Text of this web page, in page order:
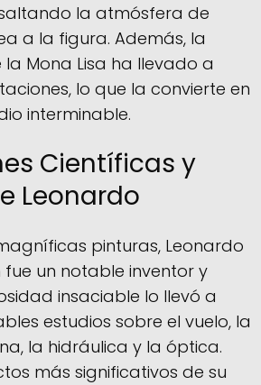
la atmósfera de
a la figura. Además, la
la Mona Lisa ha llevado a
lo que la convierte en
interminable.
Científicas y
Leonardo
pinturas, Leonardo
un notable inventor y
insaciable lo llevó a
estudios sobre el vuelo, la
la hidráulica y la óptica.
más significativos de su